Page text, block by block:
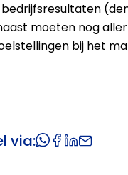
moeten nog
bij het
via: